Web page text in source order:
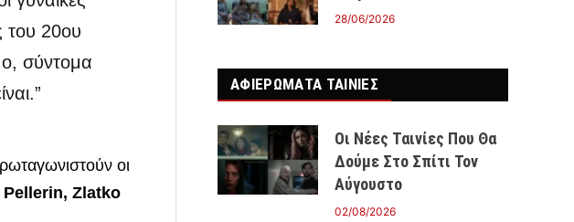
του 20ου
σύντομα
οι
Pellerin, Zlatko
28/06/2026
ΑΦΙΕΡΩΜΑΤΑ ΤΑΙΝΊΕΣ
Οι Νέες Ταινίες Που Θα
Δούμε Στο Σπίτι Τον
Αύγουστο
02/08/2026